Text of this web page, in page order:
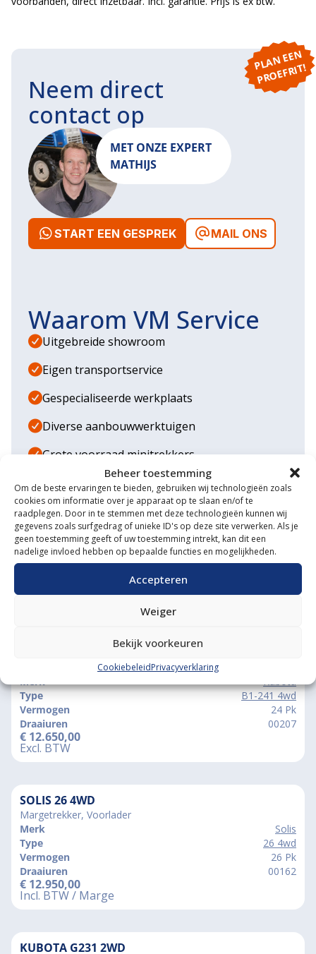
Beheer toestemming
Om de beste ervaringen te bieden, gebruiken wij technologieën zoals
cookies om informatie over je apparaat op te slaan en/of te
raadplegen. Door in te stemmen met deze technologieën kunnen wij
gegevens zoals surfgedrag of unieke ID's op deze site verwerken. Als je
geen toestemming geeft of uw toestemming intrekt, kan dit een
nadelige invloed hebben op bepaalde functies en mogelijkheden.
Accepteren
Weiger
Bekijk voorkeuren
CookiebeleidPrivacyverklaring
P
L
A
N
E
E
N
P
R
O
E
F
RI
T!
Neem direct
contact op
MET ONZE EXPERT
MATHIJS
START EEN GESPREK MAIL ONS
Waarom VM Service
Uitgebreide showroom
Eigen transportservice
Gespecialiseerde werkplaats
Diverse aanbouwwerktuigen
Grote voorraad minitrekkers
Grootste in kleine tractoren
Vergelijkbare producten
KUBOTA B1-241 4WD
Garden Pro Banden
Merk
Kubota
Type
B1-241 4wd
Vermogen
24 Pk
Draaiuren
00207
€ 12.650,00
Excl. BTW
SOLIS 26 4WD
Margetrekker, Voorlader
Merk
Solis
Type
26 4wd
Vermogen
26 Pk
Draaiuren
00162
€ 12.950,00
Incl. BTW / Marge
KUBOTA G231 2WD